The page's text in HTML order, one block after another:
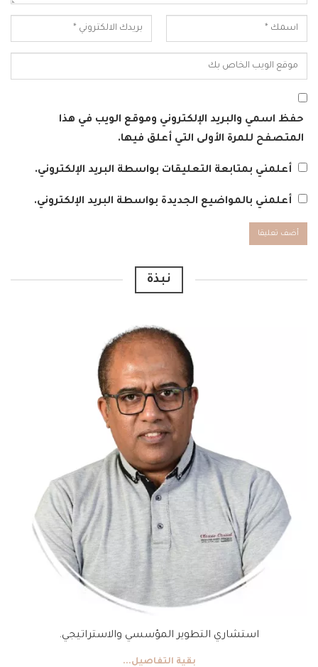
حفظ اسمي والبريد الإلكتروني وموقع الويب في هذا
المتصفح للمرة الأولى التي أعلق فيها.
أعلمني بمتابعة التعليقات بواسطة البريد الإلكتروني.
أعلمني بالمواضيع الجديدة بواسطة البريد الإلكتروني.
نبذة
استشاري التطوير المؤسسي والاستراتيجي.
بقية التفاصيل...